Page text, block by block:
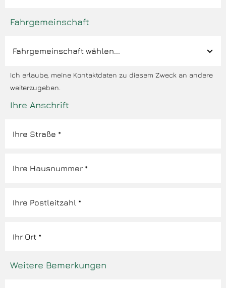
Fahrgemeinschaft
Ich erlaube, meine Kontaktdaten zu diesem Zweck an andere
weiterzugeben.
Ihre Anschrift
Weitere Bemerkungen